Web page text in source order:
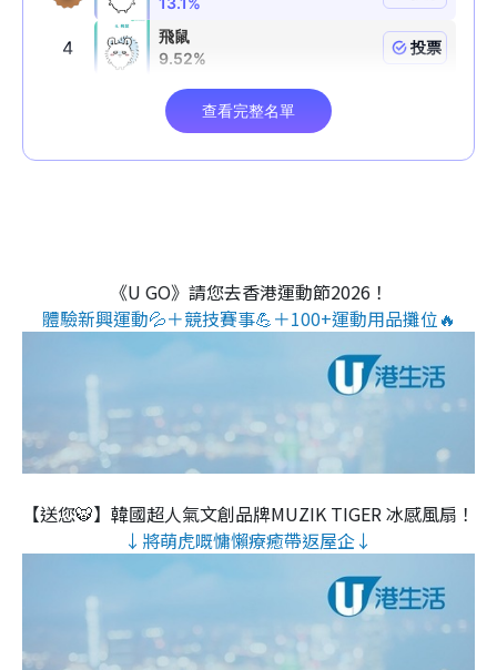
《U GO》請您去香港運動節2026！
體驗新興運動💦＋競技賽事💪＋100+運動用品攤位🔥
【送您🐯】韓國超人氣文創品牌MUZIK TIGER 冰感風扇！
↓將萌虎嘅慵懶療癒帶返屋企↓